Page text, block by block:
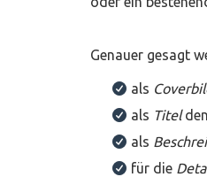
Genauer gesagt
als
als Titel
als
für die